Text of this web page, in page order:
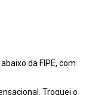
da FIPE, com
Troquei o